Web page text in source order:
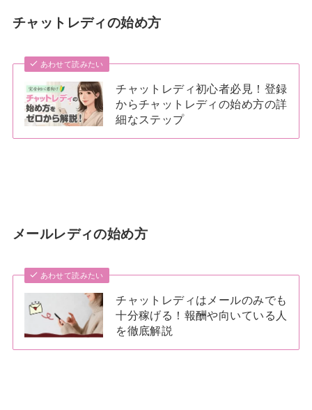
チャットレディの始め方
あわせて読みたい
チャットレディ初心者必見！登録
からチャットレディの始め方の詳
細なステップ
メールレディの始め方
あわせて読みたい
チャットレディはメールのみでも
十分稼げる！報酬や向いている人
を徹底解説